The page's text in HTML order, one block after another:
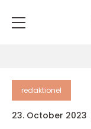
redaktionel
23. October 2023